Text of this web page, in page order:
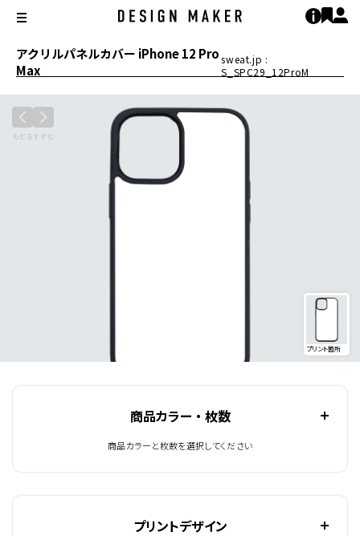
アクリルパネルカバー iPhone 12 Pro
Max
sweat.jp :
S_SPC29_12ProM
プリント箇所
商品カラー ・ 枚数
商品カラーと枚数を選択してください
プリントデザイン